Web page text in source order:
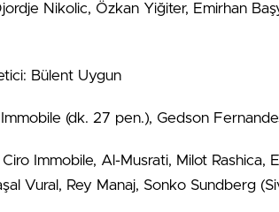
Nikolic, Özkan Yiğiter, Emirhan
Bülent Uygun
(dk. 27 pen.), Gedson
Ciro Immobile, Al-Musrati, Milot Rashica,
Vural, Rey Manaj, Sonko Sundberg